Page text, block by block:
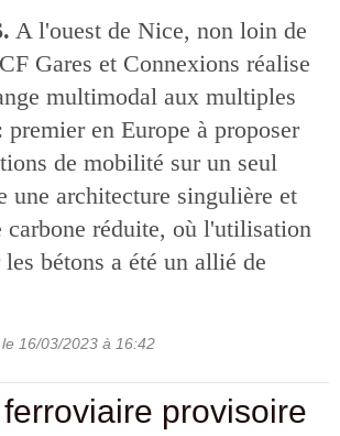
A l'ouest de Nice, non loin de
Gares et Connexions réalise
multimodal aux multiples
en Europe à proposer
de mobilité sur un seul
une architecture singulière et
carbone réduite, où l'utilisation
bétons a été un allié de
, le 16/03/2023 à 16:42
provisoire